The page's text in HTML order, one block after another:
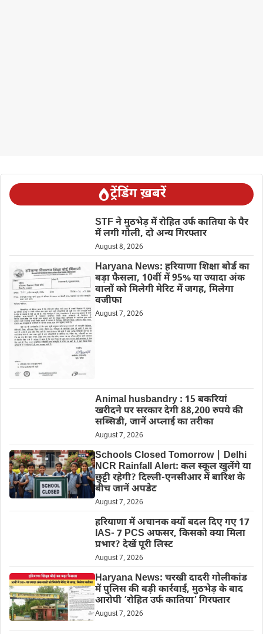
ट्रेंडिंग ख़बरें
STF ने मुठभेड़ में रोहित उर्फ कातिया के पैर
में लगी गोली, दो अन्य गिरफ्तार
August 8, 2026
Haryana News: हरियाणा शिक्षा बोर्ड का
बड़ा फैसला, 10वीं में 95% या ज्यादा अंक
वालों को मिलेगी मेरिट में जगह, मिलेगा
वजीफा
August 7, 2026
Animal husbandry : 15 बकरियां
खरीदने पर सरकार देगी 88,200 रुपये की
सब्सिडी, जानें अप्लाई का तरीका
August 7, 2026
Schools Closed Tomorrow | Delhi
NCR Rainfall Alert: कल स्कूल खुलेंगे या
छुट्टी रहेगी? दिल्ली-एनसीआर में बारिश के
बीच जानें अपडेट
August 7, 2026
हरियाणा में अचानक क्यों बदल दिए गए 17
IAS- 7 PCS अफसर, किसको क्या मिला
प्रभार? देखें पूरी लिस्ट
August 7, 2026
Haryana News: चरखी दादरी गोलीकांड
में पुलिस की बड़ी कार्रवाई, मुठभेड़ के बाद
आरोपी ‘रोहित उर्फ कातिया’ गिरफ्तार
August 7, 2026